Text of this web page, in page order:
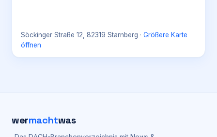
Söckinger Straße 12, 82319 Starnberg · Größere Karte
öffnen
wermachtwas